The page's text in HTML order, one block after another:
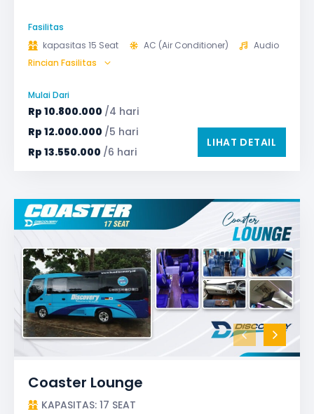
Fasilitas
kapasitas 15 Seat
AC (Air Conditioner)
Audio
Bantal & Selimut (optional)
Safety Tools (P3K, Windows Breaker, dll)
TV LED & Android System
Rincian Fasilitas
Mulai Dari
Rp 10.800.000 /4 hari
Rp 12.000.000 /5 hari
Rp 13.550.000 /6 hari
LIHAT DETAIL
Coaster Lounge
KAPASITAS: 17 SEAT